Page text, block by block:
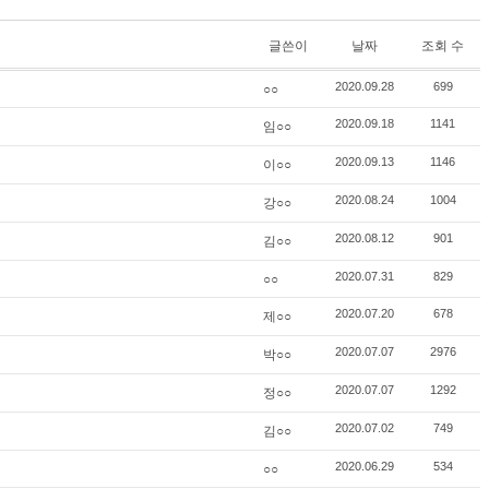
글쓴이 날짜 조회 수
○○ 2020.09.28 699
임○○ 2020.09.18 1141
이○○ 2020.09.13 1146
강○○ 2020.08.24 1004
김○○ 2020.08.12 901
○○ 2020.07.31 829
제○○ 2020.07.20 678
박○○ 2020.07.07 2976
정○○ 2020.07.07 1292
김○○ 2020.07.02 749
○○ 2020.06.29 534